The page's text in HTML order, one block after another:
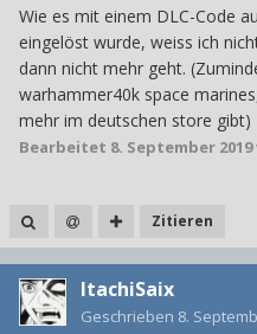
Wie es mit einem DLC-Code
eingelöst wurde, weiss ich
dann nicht mehr geht.
warhammer40k space
mehr im deutschen store gibt)
Bearbeitet 8. September 2019
Zitieren
ItachiSaix
Geschrieben 8.